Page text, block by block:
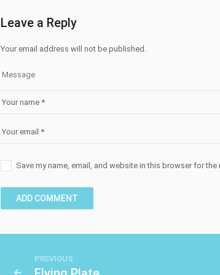
Leave a Reply
Your email address will not be published.
Save my name, email, and website in this browser for the
PREVIOUS